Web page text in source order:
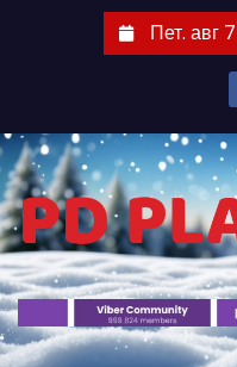
t
o
c
o
n
t
e
Пет. авг